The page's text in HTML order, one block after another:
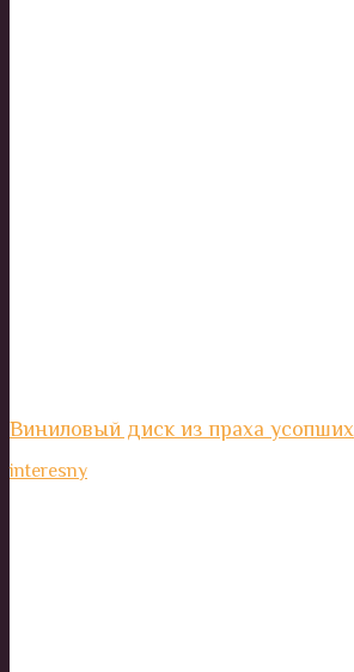
Виниловый диск из праха усопших
interesny